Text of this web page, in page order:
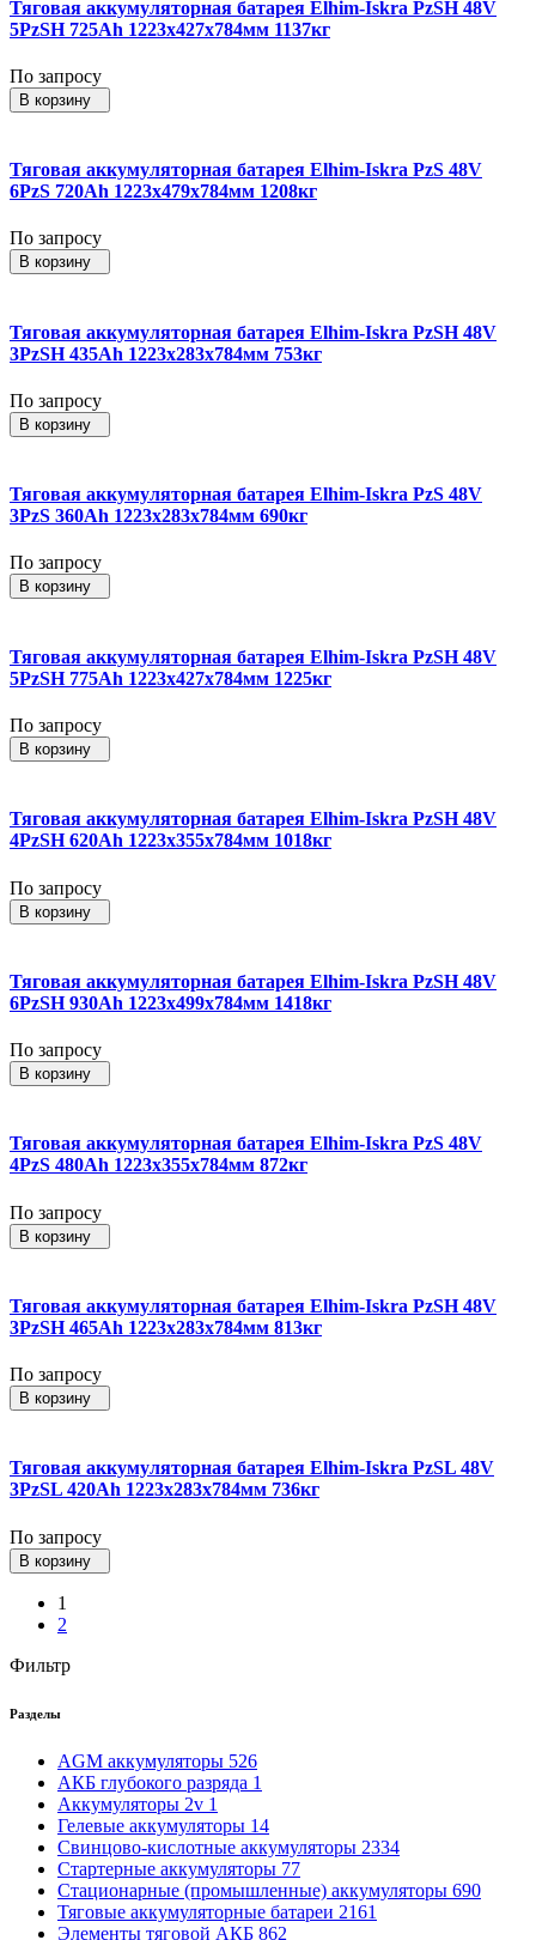
Тяговая аккумуляторная батарея Elhim-Iskra PzSH 48V
5PzSH 725Ah 1223x427x784мм 1137кг
По запросу
В корзину
Тяговая аккумуляторная батарея Elhim-Iskra PzS 48V
6PzS 720Ah 1223x479x784мм 1208кг
По запросу
В корзину
Тяговая аккумуляторная батарея Elhim-Iskra PzSH 48V
3PzSH 435Ah 1223x283x784мм 753кг
По запросу
В корзину
Тяговая аккумуляторная батарея Elhim-Iskra PzS 48V
3PzS 360Ah 1223x283x784мм 690кг
По запросу
В корзину
Тяговая аккумуляторная батарея Elhim-Iskra PzSH 48V
5PzSH 775Ah 1223x427x784мм 1225кг
По запросу
В корзину
Тяговая аккумуляторная батарея Elhim-Iskra PzSH 48V
4PzSH 620Ah 1223x355x784мм 1018кг
По запросу
В корзину
Тяговая аккумуляторная батарея Elhim-Iskra PzSH 48V
6PzSH 930Ah 1223x499x784мм 1418кг
По запросу
В корзину
Тяговая аккумуляторная батарея Elhim-Iskra PzS 48V
4PzS 480Ah 1223x355x784мм 872кг
По запросу
В корзину
Тяговая аккумуляторная батарея Elhim-Iskra PzSH 48V
3PzSH 465Ah 1223x283x784мм 813кг
По запросу
В корзину
Тяговая аккумуляторная батарея Elhim-Iskra PzSL 48V
3PzSL 420Ah 1223x283x784мм 736кг
По запросу
В корзину
1
2
Фильтр
Разделы
AGM аккумуляторы 526
АКБ глубокого разряда 1
Аккумуляторы 2v 1
Гелевые аккумуляторы 14
Свинцово-кислотные аккумуляторы 2334
Стартерные аккумуляторы 77
Стационарные (промышленные) аккумуляторы 690
Тяговые аккумуляторные батареи 2161
Элементы тяговой АКБ 862